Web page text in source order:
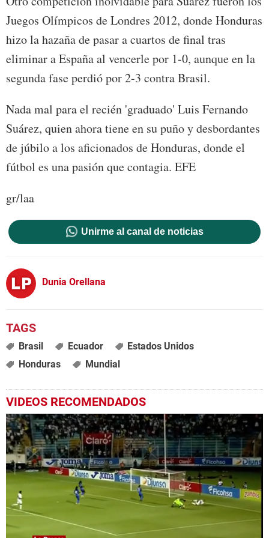
Juegos Olímpicos de Londres 2012, donde Honduras
hizo la hazaña de pasar a cuartos de final tras
eliminar a España al vencerle por 1-0, aunque en la
segunda fase perdió por 2-3 contra Brasil.
Nada mal para el recién 'graduado' Luis Fernando
Suárez, quien ahora tiene en su puño y desbordantes
de júbilo a los aficionados de Honduras, donde el
fútbol es una pasión que contagia. EFE
gr/laa
Unirme al canal de noticias
Dunia Orellana
Brasil Ecuador
Estados Unidos
Honduras
Mundial
VIDEOS RECOMENDADOS